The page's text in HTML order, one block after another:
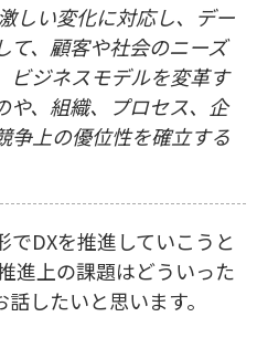
しい変化に対応し、デー
て、顧客や社会のニーズ
ビジネスモデルを変革す
や、組織、プロセス、企
争上の優位性を確立する
DXを推進していこうと
進上の課題はどういった
したいと思います。